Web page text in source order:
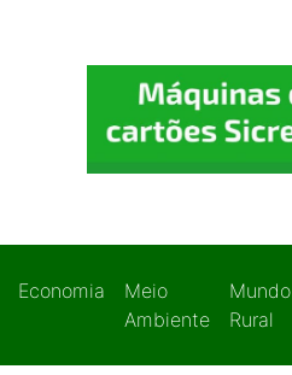
Economia
Meio
Ambiente
Mundo
Rural